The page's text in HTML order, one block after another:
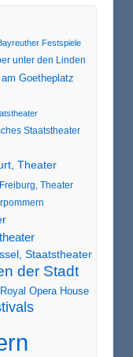
Festspiele
unter den Linden
Goetheplatz
Staatstheater
Theater
Freiburg, Theater
Staatstheater
der Stadt
Opera House